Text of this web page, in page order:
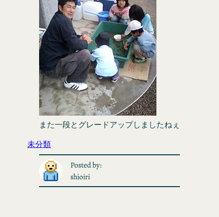
また一段とグレードアップしましたねぇ
未分類
Posted by:
shioiri